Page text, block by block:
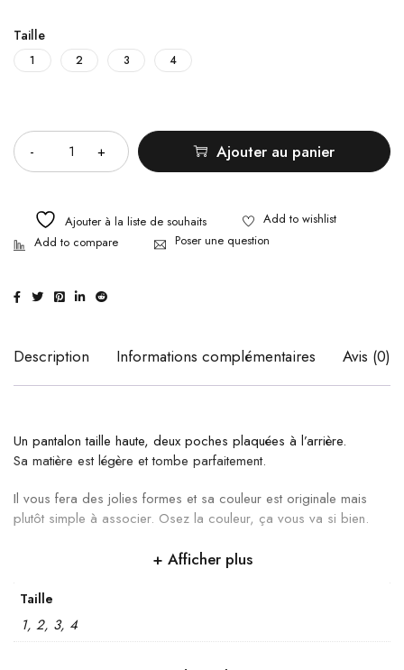
Taille
1 2 3 4
Ajouter au panier
Ajouter à la liste de souhaits
Poser une question
Description Informations complémentaires Avis (0)
Un pantalon taille haute, deux poches plaquées à l’arrière.
Sa matière est légère et tombe parfaitement.
Il vous fera des jolies formes et sa couleur est originale mais
plutôt simple à associer. Osez la couleur, ça vous va si bien.
Afficher plus
Taille
1, 2, 3, 4